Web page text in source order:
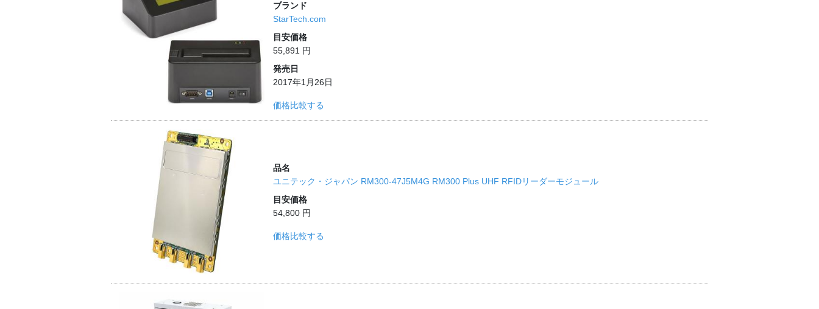
ブランド
StarTech.com
目安価格
55,891 円
発売日
2017年1月26日
価格比較する
品名
ユニテック・ジャパン RM300-47J5M4G RM300 Plus UHF RFIDリーダーモジュール
目安価格
54,800 円
価格比較する